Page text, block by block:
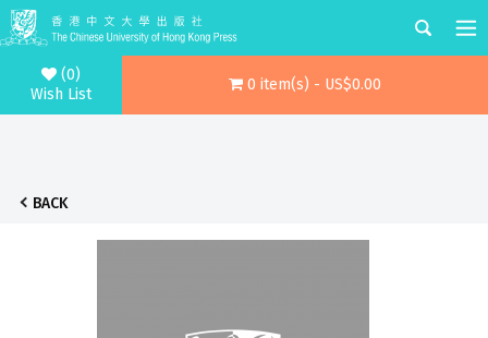
(0)
Wish List
0 item(s) - US$0.00
BACK